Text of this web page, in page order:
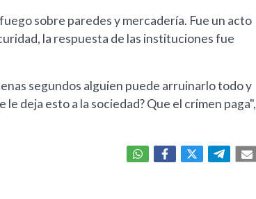
sobre paredes y mercadería. Fue un acto
la respuesta de las instituciones fue
segundos alguien puede arruinarlo todo y
deja esto a la sociedad? Que el crimen paga",